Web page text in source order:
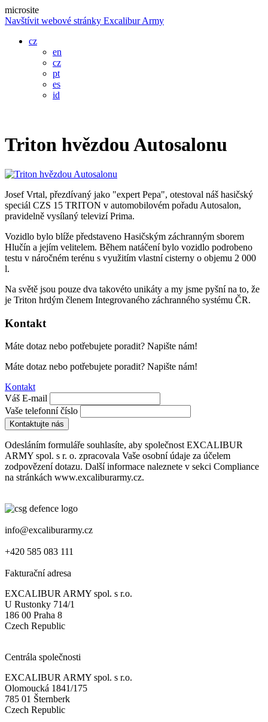
microsite
Navštívit webové stránky Excalibur Army
cz
en
cz
pt
es
id
Triton hvězdou Autosalonu
Josef Vrtal, přezdívaný jako "expert Pepa", otestoval náš hasičský
speciál CZS 15 TRITON v automobilovém pořadu Autosalon,
pravidelně vysílaný televizí Prima.
Vozidlo bylo blíže představeno Hasičským záchranným sborem
Hlučín a jejím velitelem. Během natáčení bylo vozidlo podrobeno
testu v náročném terénu s využitím vlastní cisterny o objemu 2 000
l.
Na světě jsou pouze dva takovéto unikáty a my jsme pyšní na to, že
je Triton hrdým členem Integrovaného záchranného systému ČR.
Kontakt
Máte dotaz nebo potřebujete poradit? Napište nám!
Máte dotaz nebo potřebujete poradit? Napište nám!
Kontakt
Váš E-mail
Vaše telefonní číslo
Kontaktujte nás
Odesláním formuláře souhlasíte, aby společnost EXCALIBUR
ARMY spol. s r. o. zpracovala Vaše osobní údaje za účelem
zodpovězení dotazu. Další informace naleznete v sekci Compliance
na stránkách www.excaliburarmy.cz.
info@excaliburarmy.cz
+420 585 083 111
Fakturační adresa
EXCALIBUR ARMY spol. s r.o.
U Rustonky 714/1
186 00 Praha 8
Czech Republic
Centrála společnosti
EXCALIBUR ARMY spol. s r.o.
Olomoucká 1841/175
785 01 Šternberk
Czech Republic